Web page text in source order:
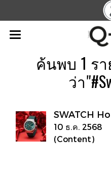
ค้นพบ 1 ร
ว่า
SWATCH
10 ธ.ค. 2568
(Content)